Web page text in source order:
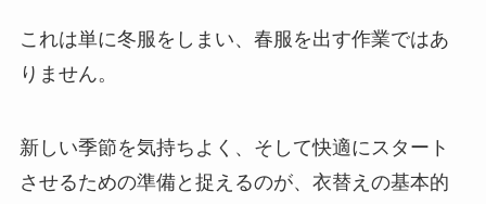
これは単に冬服をしまい、春服を出す作業ではあ
りません。
新しい季節を気持ちよく、そして快適にスタート
させるための準備と捉えるのが、衣替えの基本的